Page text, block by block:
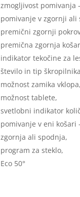
zmogljivost pomivanja
pomivanje v zgornji ali
premični zgornji
premična zgornja
indikator tekočine za
število in tip
možnost zamika vklopa,
možnost tablete,
svetlobni indikator
pomivanje v eni košari
zgornja ali spodnja,
program za steklo,
Eco 50°